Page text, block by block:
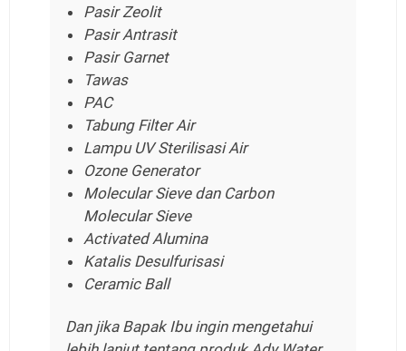
Pasir Zeolit
Pasir Antrasit
Pasir Garnet
Tawas
PAC
Tabung Filter Air
Lampu UV Sterilisasi Air
Ozone Generator
Molecular Sieve dan Carbon
Molecular Sieve
Activated Alumina
Katalis Desulfurisasi
Ceramic Ball
Dan jika Bapak Ibu ingin mengetahui